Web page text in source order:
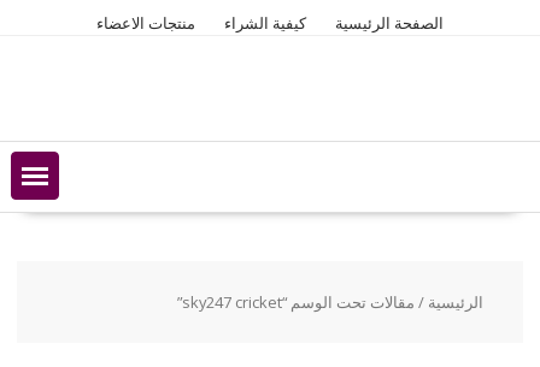
الصفحة الرئيسية كيفية الشراء منتجات الاعضاء
الرئيسية / مقالات تحت الوسم “sky247 cricket”